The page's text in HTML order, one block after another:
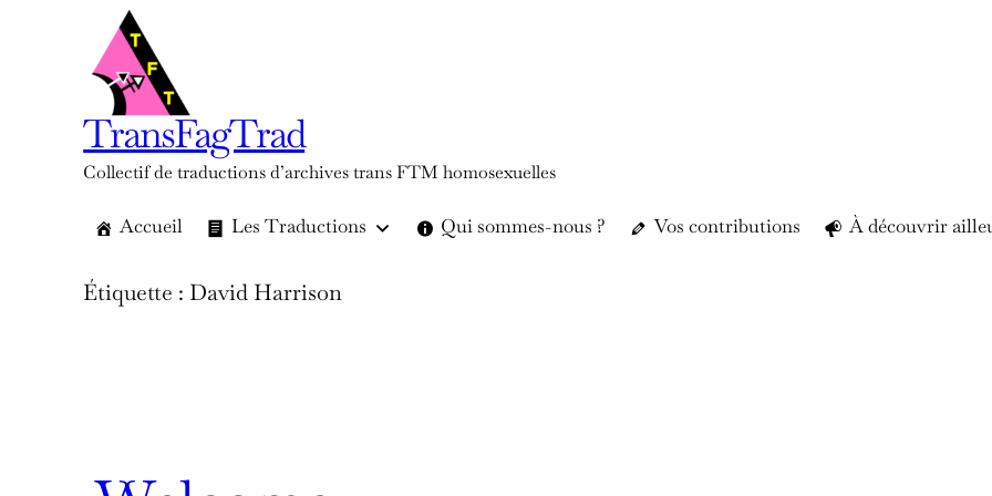
TransFagTrad
Collectif de traductions d’archives trans FTM homosexuelles
Accueil Les Traductions Qui sommes-nous ? Vos contributions À découvrir
Étiquette : David Harrison